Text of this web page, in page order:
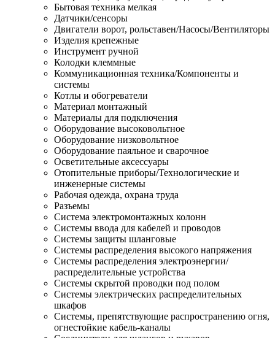
Бытовая техника мелкая
Датчики/сенсоры
Двигатели ворот, рольставен/Насосы/Вентиляторы
Изделия крепежные
Инструмент ручной
Колодки клеммные
Коммуникационная техника/Компоненты и
системы
Котлы и обогреватели
Материал монтажный
Материалы для подключения
Оборудование высоковольтное
Оборудование низковольтное
Оборудование паяльное и сварочное
Осветительные аксессуары
Отопительные приборы/Технологические и
инженерные системы
Рабочая одежда, охрана труда
Разъемы
Система электромонтажных колонн
Системы ввода для кабелей и проводов
Системы защиты шланговые
Системы распределения высокого напряжения
Системы распределения электроэнергии/
распределительные устройства
Системы скрытой проводки под полом
Системы электрических распределительных
шкафов
Системы, препятствующие распространению огня,
огнестойкие кабель-каналы